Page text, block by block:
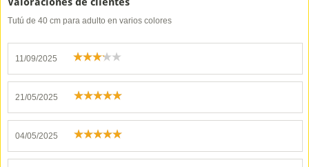
Tutú de 40 cm para adulto en varios colores
11/09/2025
21/05/2025
04/05/2025